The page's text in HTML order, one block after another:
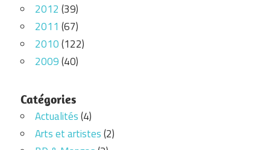
2012 (39)
2011 (67)
2010(122)
2009(40)
Catégories
Actualités(4)
Arts et artistes(2)